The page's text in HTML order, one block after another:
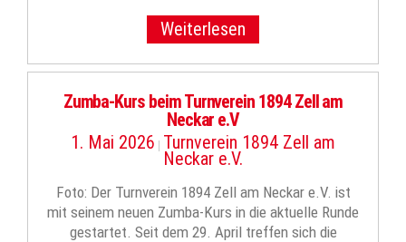
Weiterlesen
Zumba-Kurs beim Turnverein 1894 Zell am
Neckar e.V
1. Mai 2026 | Turnverein 1894 Zell am
Neckar e.V.
Foto: Der Turnverein 1894 Zell am Neckar e.V. ist
mit seinem neuen Zumba-Kurs in die aktuelle Runde
gestartet. Seit dem 29. April treffen sich die